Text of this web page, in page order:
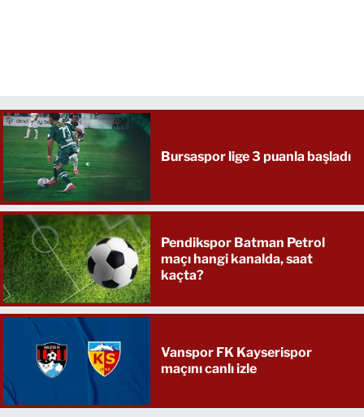
Bursaspor lige 3 puanla başladı
Pendikspor Batman Petrol
maçı hangi kanalda, saat
kaçta?
Vanspor FK Kayserispor
maçını canlı izle